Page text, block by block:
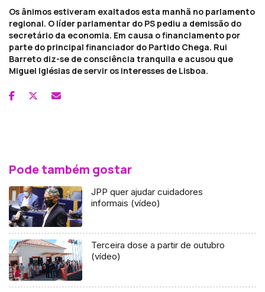
Os ânimos estiveram exaltados esta manhã no parlamento
regional. O líder parlamentar do PS pediu a demissão do
secretário da economia. Em causa o financiamento por
parte do principal financiador do Partido Chega. Rui
Barreto diz-se de consciência tranquila e acusou que
Miguel Iglésias de servir os interesses de Lisboa.
Pode também gostar
JPP quer ajudar cuidadores
informais (vídeo)
Terceira dose a partir de outubro
(vídeo)